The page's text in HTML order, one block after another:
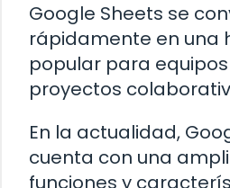
Google Sheets se
rápidamente en una
popular para
proyectos
En la actualidad,
cuenta con una
funciones y